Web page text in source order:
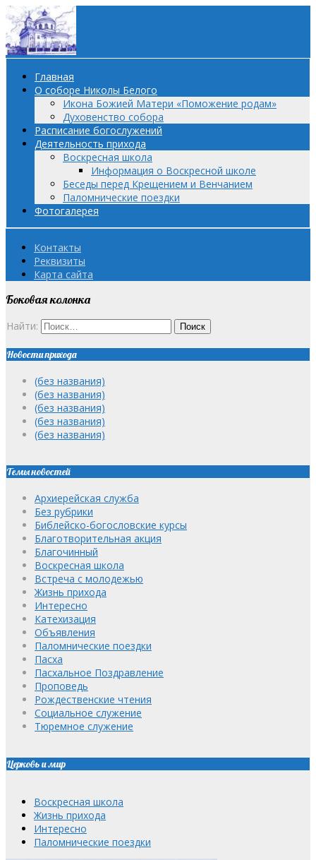
Главная
О соборе Николы Белого
Икона Божией Матери «Поможение родам»
Духовенство собора
Расписание богослужений
Деятельность прихода
Воскресная школа
Информация о Воскресной школе
Беседы перед Крещением и Венчанием
Паломнические поездки
Фотогалерея
Контакты
Реквизиты
Карта сайта
Боковая колонка
Найти:
Новости прихода
(без названия)
(без названия)
(без названия)
(без названия)
(без названия)
Темы новостей
Архиерейская служба
Без рубрики
Библейско-богословские курсы
Благотворительная акция
Благочинный
Воскресная школа
Встреча с молодежью
Жизнь прихода
Интересно
Катехизация
Объявления
Паломнические поездки
Пасха
Пасхальное Поздравление
Проповедь
Рождественские чтения
Социальное служение
Тюремное служение
Церковь и мир
Воскресная школа
Жизнь прихода
Интересно
Паломнические поездки